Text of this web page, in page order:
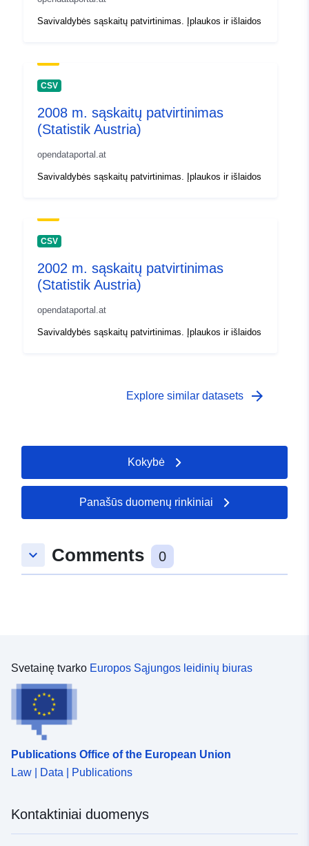
Savivaldybės sąskaitų patvirtinimas. Įplaukos ir išlaidos
CSV
2008 m. sąskaitų patvirtinimas
(Statistik Austria)
opendataportal.at
Savivaldybės sąskaitų patvirtinimas. Įplaukos ir išlaidos
CSV
2002 m. sąskaitų patvirtinimas
(Statistik Austria)
opendataportal.at
Savivaldybės sąskaitų patvirtinimas. Įplaukos ir išlaidos
Explore similar datasets arrow_forward
Kokybė
Panašūs duomenų rinkiniai
keyboard_arrow_down Comments 0
Svetainę tvarko Europos Sąjungos leidinių biuras
Publications Office of the European Union
Law | Data | Publications
Kontaktiniai duomenys